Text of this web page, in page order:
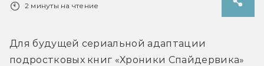
2 минуты на чтение
Для будущей сериальной адаптации